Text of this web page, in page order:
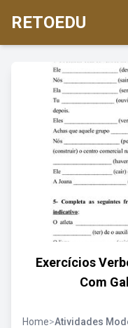
RETOEDU
Exercícios
Com
Home>Atividades